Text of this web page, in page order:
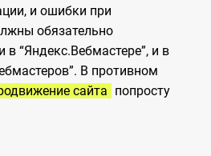
и ошибки при
обязательно
в “Яндекс.Вебмастере”, и в
В противном
сайта попросту